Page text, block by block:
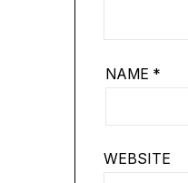
NAME *
WEBSITE